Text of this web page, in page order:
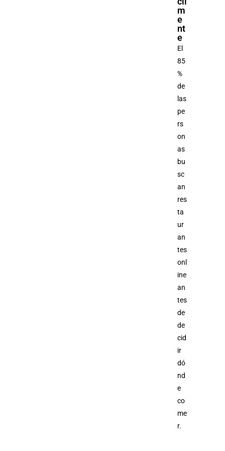
m
e
nt
e
El
85
%
de
las
pe
rs
on
as
bu
sc
an
res
ta
ur
an
tes
onl
ine
an
tes
de
de
cid
ir
dó
nd
e
co
me
r.